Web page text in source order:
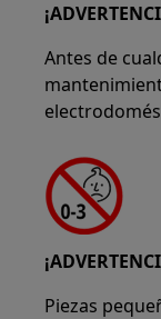
Antes de
Piezas